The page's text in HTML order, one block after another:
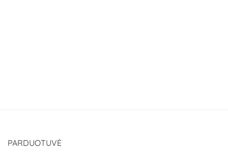
PARDUOTUVĖ